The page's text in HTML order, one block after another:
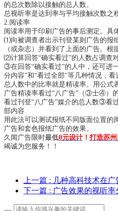
的总次数除以接触的总人数。
总视听率是达到率与平均接触次数之
2.阅读率
阅读率用于印刷广告的事后测定。具
⑴向被调查者出示刊登某则广告的报
（或杂志）并看到了上面的广告。根
⑵计算回答“确实看过”的人数占调查
③在回答“确实看过”的人中，还可进
分内容”和“看过全部"等几种情况，
总人数中的比率就是精读率。用公式
广告精读率看过“八广告”（③士④）
看过刊登“八广告”媒介的总人数③看
部内容
用此法可以测试报纸不同版面位置的
广告和套色报纸广告的效果。
久闻广告限时最低0元设计 ！ 打造苏
竭诚为您服务！！
上一篇 : 几种高科技术在
下一篇 : 广告效果的视听率